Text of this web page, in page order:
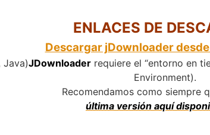
ENLACES DE
Descargar jDownloader
Java)JDownloaderrequiere el “entorno en
Environment).
Recomendamos como siempre
última versión aquí